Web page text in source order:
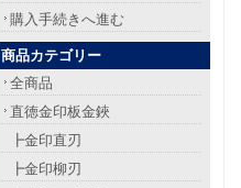
購入手続きへ進む
商品カテゴリー
全商品
直徳金印板金鋏
┣金印直刃
┣金印柳刃